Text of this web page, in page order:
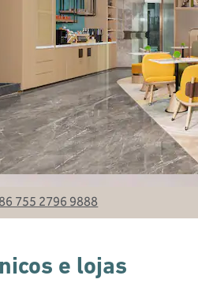
755 2796 9888
e lojas